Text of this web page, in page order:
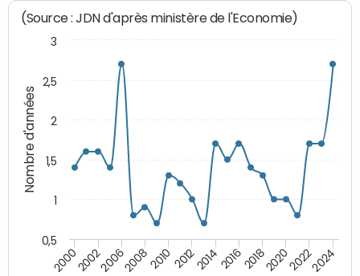
Nombre d'années
(Source : JDN d'après ministère de l'Economie)
20002002200620082010 2012201420162018202020222024
0,5
1
1,5
2
2,5
3